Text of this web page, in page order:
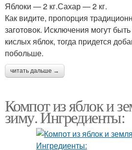
Яблоки — 2 кг.Сахар — 2 кг.
Как видите, пропорция
заготовок. Исключения могут
кислых яблок, тогда придется
побольше.
читать дальше →
Компот из яблок и
зиму. Ингредиенты: